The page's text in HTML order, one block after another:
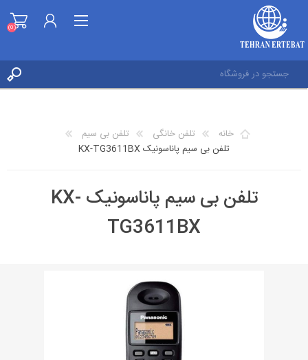
(0)
(0)
خانه تلفن خانگی
تلفن بی سیم
تلفن بی سیم پاناسونیک KX-TG3611BX
تلفن بی سیم پاناسونیک KX-
TG3611BX